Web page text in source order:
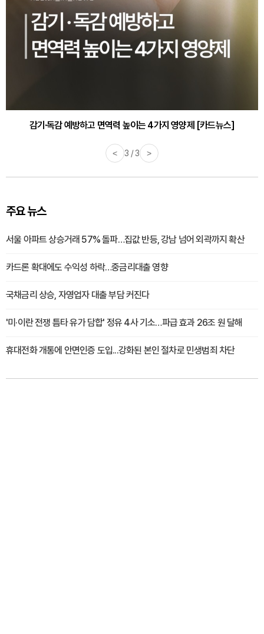
감기·독감 예방하고 면역력 높이는 4가지 영양제 [카드뉴스]
< 3 / 3 >
주요 뉴스
서울 아파트 상승거래 57% 돌파…집값 반등, 강남 넘어 외곽까지 확산
카드론 확대에도 수익성 하락…중금리대출 영향
국채금리 상승, 자영업자 대출 부담 커진다
'미·이란 전쟁 틈타 유가 담합' 정유 4사 기소…파급 효과 26조 원 달해
휴대전화 개통에 안면인증 도입...강화된 본인 절차로 민생범죄 차단